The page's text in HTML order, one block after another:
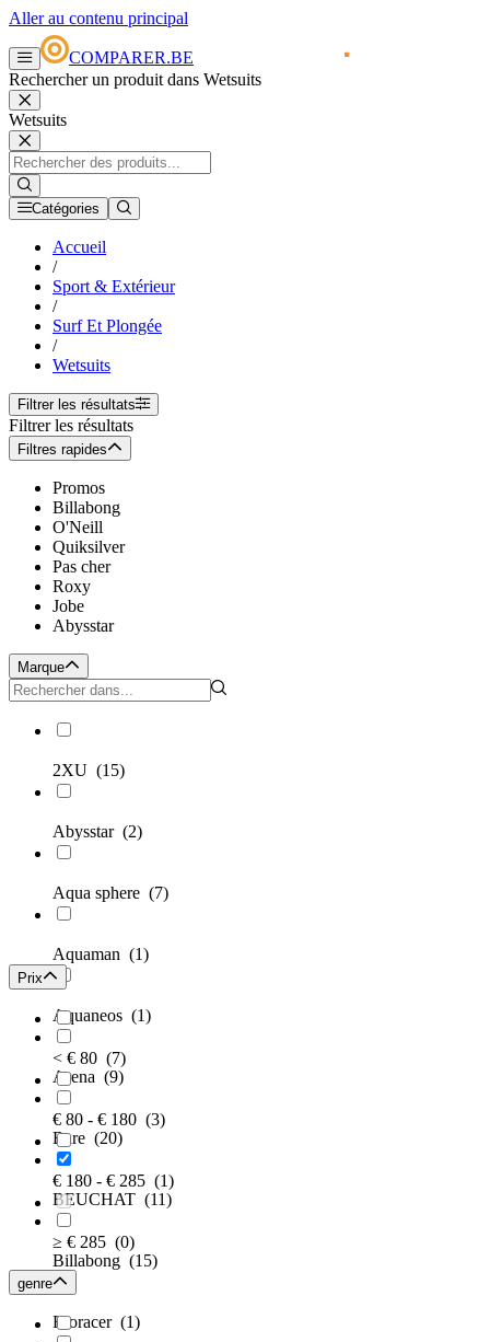
Aller au contenu principal
COMPARER.BE
Rechercher un produit dans Wetsuits
Wetsuits
Catégories
Accueil
/
Sport & Extérieur
/
Surf Et Plongée
/
Wetsuits
Filtrer les résultats
Filtrer les résultats
Filtres rapides
Promos
Billabong
O'Neill
Quiksilver
Pas cher
Roxy
Jobe
Abysstar
Marque
2XU (15)
Abysstar (2)
Aqua sphere (7)
Aquaman (1)
Aquaneos (1)
Arena (9)
Bare (20)
BEUCHAT (11)
Billabong (15)
Bioracer (1)
Prix
< € 80 (7)
€ 80 - € 180 (3)
€ 180 - € 285 (1)
≥ € 285 (0)
genre